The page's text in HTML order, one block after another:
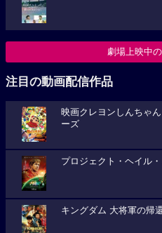
劇場上映中
注目の動画配信作品
映画クレヨンしんちゃ
ーズ
プロジェクト・ヘイル
キングダム 大将軍の帰